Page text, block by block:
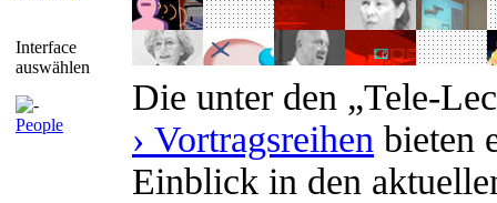
Interface
auswählen
People
Die unter den „Tele-
› Vortragsreihen bieten
Einblick in den